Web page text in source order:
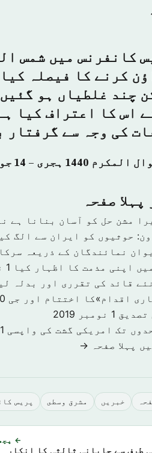
کانفرنس میں شمس
کرنے کا فیصلہ
چند غلطیاں ہو
اس کا اعتراف کیا
کی وجہ سے گرفتار
صفحہ
مشن حل کو آسان بنانا ہے
حوثیوں کو ایران سے الگ
نمائندگان کے ذریعہ
اپنی مذمت کا اظہار کیا 1 نومبر 2019
قائد کی تقرری اور بدلہ
تصدیق 1 نومبر 2019
تک امریکی گشت کی واپسی 1 نومبر 2019
پہلا صفحہ →
خبريں مشرق وسطى پریس
←
طرف سے جاپانی ثالثی کا انکار